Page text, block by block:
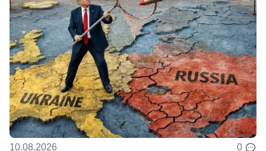
10.08.2026 0